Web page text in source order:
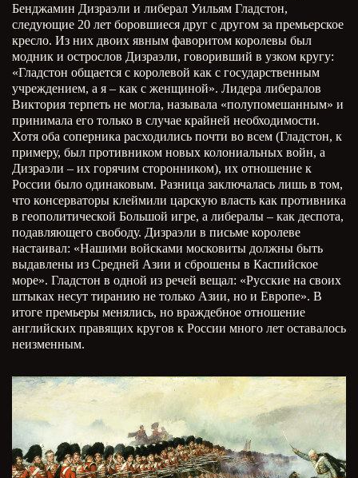
Бенджамин Дизраэли и либерал Уильям Гладстон,
следующие 20 лет боровшиеся друг с другом за премьерское
кресло. Из них двоих явным фаворитом королевы был
модник и острослов Дизраэли, говоривший в узком кругу:
«Гладстон общается с королевой как с государственным
учреждением, а я – как с женщиной». Лидера либералов
Виктория терпеть не могла, называла «полупомешанным» и
принимала его только в случае крайней необходимости.
Хотя оба соперника расходились почти во всем (Гладстон, к
примеру, был противником новых колониальных войн, а
Дизраэли – их горячим сторонником), их отношение к
России было одинаковым. Разница заключалась лишь в том,
что консерваторы клеймили царскую власть как противника
в геополитической Большой игре, а либералы – как деспота,
подавляющего свободу. Дизраэли в письме королеве
настаивал: «Нашими войсками московиты должны быть
выдавлены из Средней Азии и сброшены в Каспийское
море». Гладстон в одной из речей вещал: «Русские на своих
штыках несут тиранию не только Азии, но и Европе». В
итоге премьеры менялись, но враждебное отношение
английских правящих кругов к России много лет оставалось
неизменным.